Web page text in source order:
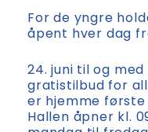
For de yngre
åpent hver dag
24. juni til og
gratistilbud for
er hjemme
Hallen åpner kl.